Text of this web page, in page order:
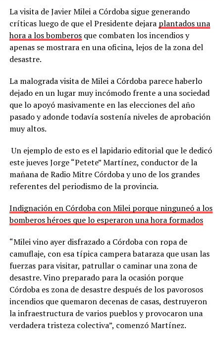
La visita de Javier Milei a Córdoba sigue generando
críticas luego de que el Presidente dejara plantados una
hora a los bomberosque combaten los incendios y
apenas se mostrara en una oficina, lejos de la zona del
desastre.
La malograda visita de Milei a Córdoba parece haberlo
dejado en un lugar muy incómodo frente a una sociedad
que lo apoyó masivamente en las elecciones del año
pasado y adonde todavía sostenía niveles de aprobación
muy altos.
Un ejemplo de esto es el lapidario editorial que le dedicó
este jueves Jorge “Petete” Martínez, conductor de la
mañana de Radio Mitre Córdoba y uno de los grandes
referentes del periodismo de la provincia.
Indignación en Córdoba con Milei porque ninguneó a los
bomberos héroes que lo esperaron una hora formados
“Milei vino ayer disfrazado a Córdoba con ropa de
camuflaje, con esa típica campera bataraza que usan las
fuerzas para visitar, patrullar o caminar una zona de
desastre. Vino preparado para la ocasión porque
Córdoba es zona de desastre después de los pavorosos
incendios que quemaron decenas de casas, destruyeron
la infraestructura de varios pueblos y provocaron una
verdadera tristeza colectiva”, comenzó Martínez.